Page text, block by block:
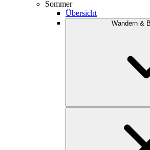
Sommer
Übersicht
Wandern &